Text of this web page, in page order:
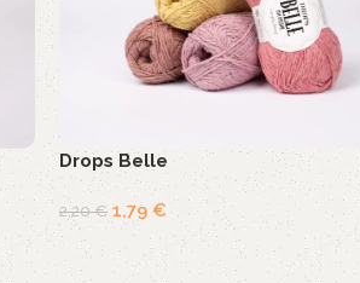
Drops Belle
2,20€ 1,79 €